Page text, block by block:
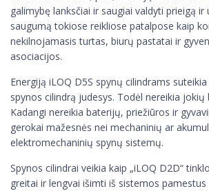
galimybę lanksčiai ir saugiai valdyti prieigą ir
saugumą tokiose reikliose patalpose kaip
nekilnojamasis turtas, biurų pastatai ir
asociacijos.
Energiją iLOQ D5S spynų cilindrams
spynos cilindrą judesys. Todėl nereikia
Kadangi nereikia baterijų, priežiūros ir
gerokai mažesnės nei mechaninių ar
elektromechaninių spynų sistemų.
Spynos cilindrai veikia kaip „iLOQ D2D“
greitai ir lengvai išimti iš sistemos